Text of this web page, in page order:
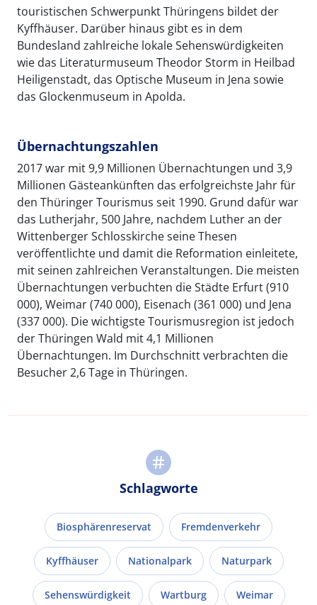
touristischen Schwerpunkt Thüringens bildet der
Kyffhäuser. Darüber hinaus gibt es in dem
Bundesland zahlreiche lokale Sehenswürdigkeiten
wie das Literaturmuseum Theodor Storm in Heilbad
Heiligenstadt, das Optische Museum in Jena sowie
das Glockenmuseum in Apolda.
Übernachtungszahlen
2017 war mit 9,9 Millionen Übernachtungen und 3,9
Millionen Gästeankünften das erfolgreichste Jahr für
den Thüringer Tourismus seit 1990. Grund dafür war
das Lutherjahr, 500 Jahre, nachdem Luther an der
Wittenberger Schlosskirche seine Thesen
veröffentlichte und damit die Reformation einleitete,
mit seinen zahlreichen Veranstaltungen. Die meisten
Übernachtungen verbuchten die Städte Erfurt (910
000), Weimar (740 000), Eisenach (361 000) und Jena
(337 000). Die wichtigste Tourismusregion ist jedoch
der Thüringen Wald mit 4,1 Millionen
Übernachtungen. Im Durchschnitt verbrachten die
Besucher 2,6 Tage in Thüringen.
Schlagworte
Biosphärenreservat Fremdenverkehr
Kyffhäuser Nationalpark Naturpark
Sehenswürdigkeit Wartburg Weimar